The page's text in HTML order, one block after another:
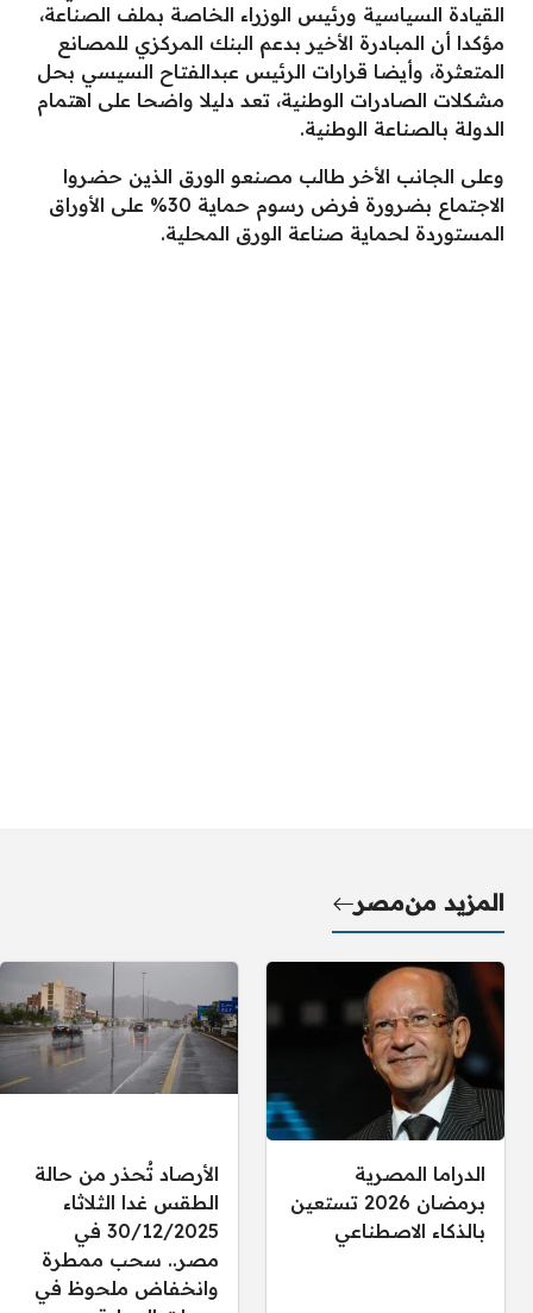
القيادة السياسية ورئيس الوزراء الخاصة بملف الصناعة،
مؤكدا أن المبادرة الأخير بدعم البنك المركزي للمصانع
المتعثرة، وأيضا قرارات الرئيس عبدالفتاح السيسي بحل
مشكلات الصادرات الوطنية، تعد دليلا واضحا على اهتمام
الدولة بالصناعة الوطنية.
وعلى الجانب الأخر طالب مصنعو الورق الذين حضروا
الاجتماع بضرورة فرض رسوم حماية 30% على الأوراق
المستوردة لحماية صناعة الورق المحلية.
المزيد منمصر
الدراما المصرية
برمضان 2026 تستعين
بالذكاء الاصطناعي
الأرصاد تُحذر من حالة
الطقس غدا الثلاثاء
30/12/2025 في
مصر.. سحب ممطرة
وانخفاض ملحوظ في